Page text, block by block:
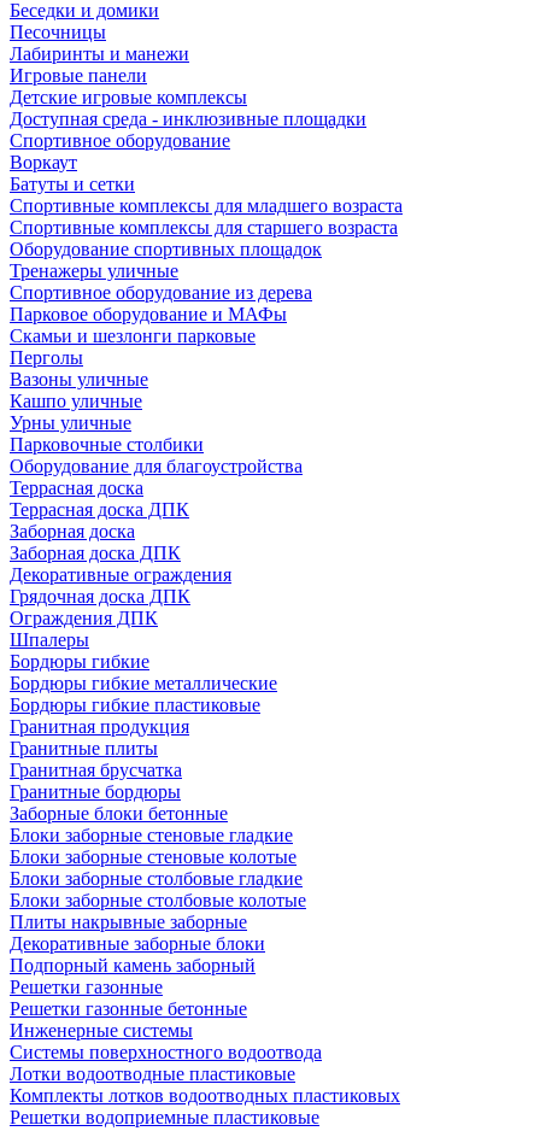
Беседки и домики
Песочницы
Лабиринты и манежи
Игровые панели
Детские игровые комплексы
Доступная среда - инклюзивные площадки
Спортивное оборудование
Воркаут
Батуты и сетки
Спортивные комплексы для младшего возраста
Спортивные комплексы для старшего возраста
Оборудование спортивных площадок
Тренажеры уличные
Спортивное оборудование из дерева
Парковое оборудование и МАФы
Скамьи и шезлонги парковые
Перголы
Вазоны уличные
Кашпо уличные
Урны уличные
Парковочные столбики
Оборудование для благоустройства
Террасная доска
Террасная доска ДПК
Заборная доска
Заборная доска ДПК
Декоративные ограждения
Грядочная доска ДПК
Ограждения ДПК
Шпалеры
Бордюры гибкие
Бордюры гибкие металлические
Бордюры гибкие пластиковые
Гранитная продукция
Гранитные плиты
Гранитная брусчатка
Гранитные бордюры
Заборные блоки бетонные
Блоки заборные стеновые гладкие
Блоки заборные стеновые колотые
Блоки заборные столбовые гладкие
Блоки заборные столбовые колотые
Плиты накрывные заборные
Декоративные заборные блоки
Подпорный камень заборный
Решетки газонные
Решетки газонные бетонные
Инженерные системы
Системы поверхностного водоотвода
Лотки водоотводные пластиковые
Комплекты лотков водоотводных пластиковых
Решетки водоприемные пластиковые